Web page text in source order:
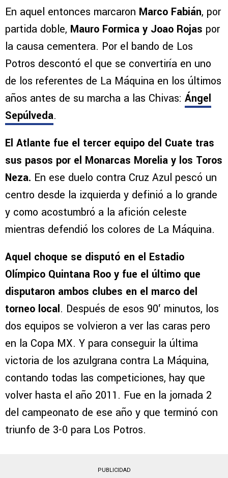
En aquel entonces marcaron Marco Fabián, por
partida doble, Mauro Formica y Joao Rojas por
la causa cementera. Por el bando de Los
Potros descontó el que se convertiría en uno
de los referentes de La Máquina en los últimos
años antes de su marcha a las Chivas: Ángel
Sepúlveda.
El Atlante fue el tercer equipo del Cuate tras
sus pasos por el Monarcas Morelia y los Toros
Neza. En ese duelo contra Cruz Azul pescó un
centro desde la izquierda y definió a lo grande
y como acostumbró a la afición celeste
mientras defendió los colores de La Máquina.
Aquel choque se disputó en el Estadio
Olímpico Quintana Roo y fue el último que
disputaron ambos clubes en el marco del
torneo local. Después de esos 90′ minutos, los
dos equipos se volvieron a ver las caras pero
en la Copa MX. Y para conseguir la última
victoria de los azulgrana contra La Máquina,
contando todas las competiciones, hay que
volver hasta el año 2011. Fue en la jornada 2
del campeonato de ese año y que terminó con
triunfo de 3-0 para Los Potros.
PUBLICIDAD